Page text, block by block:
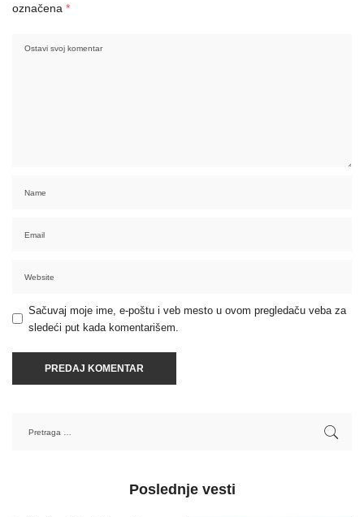
označena *
Sačuvaj moje ime, e-poštu i veb mesto u ovom pregledaču veba za
sledeći put kada komentarišem.
Poslednje vesti